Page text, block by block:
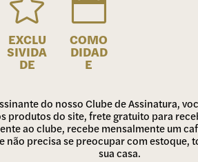
EXCLU
SIVIDA
DE
COMO
DIDAD
E
do nosso Clube de Assinatura,
produtos do site, frete gratuito para
ao clube, recebe mensalmente um
não precisa se preocupar com estoque,
sua casa.